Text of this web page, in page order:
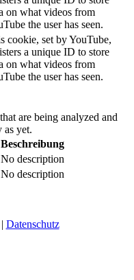
on what videos from
the user has seen.
cookie, set by YouTube,
a unique ID to store
on what videos from
the user has seen.
are being analyzed and
as yet.
Beschreibung
No description
No description
Datenschutz